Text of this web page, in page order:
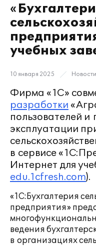
учебных
10 января 2025 Новости
Фирма «1С»
разработки
пользователей
эксплуатации
в сервисе
Интернет для
edu.1cfresh.com).
«1С:Бухгалтерия
предприятия»
ведения
в организациях